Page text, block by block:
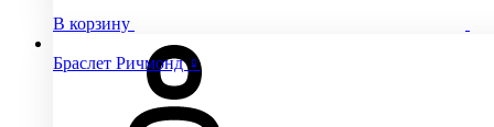
В корзину
Браслет Ричмонд ♀